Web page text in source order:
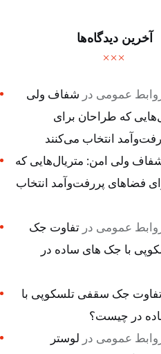
آخرین دیدگاه‌ها
عمومی در شفاف ولی
که طراحان برای
انتخاب می‌کنند
ولی امن: متریال‌هایی که
فضاهای پررفت‌وآمد انتخاب
عمومی در تفاوت جک
با جک های ساده در
جک سقفی تلسکوپی با
در چیست؟
عمومی در لوستر